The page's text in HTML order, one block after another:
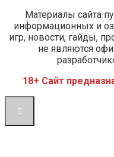
Материалы сайта
информационных и
игр, новости, гайды,
не являются
18+ Сайт